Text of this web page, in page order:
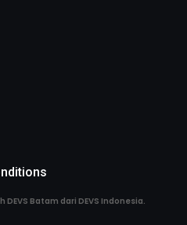
Batam dari DEVS Indonesia.